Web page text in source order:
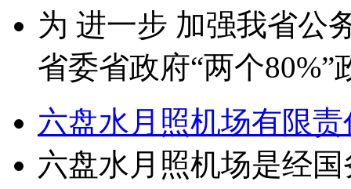
为 进一步 加强我省公
省委省政府“两个
六盘水月照机场有限
六盘水月照机场是经